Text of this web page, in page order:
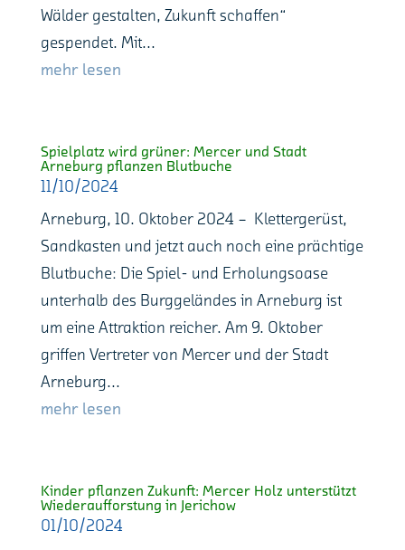
Wälder gestalten, Zukunft schaffen“
gespendet. Mit...
mehr lesen
Spielplatz wird grüner: Mercer und Stadt
Arneburg pflanzen Blutbuche
11/10/2024
Arneburg, 10. Oktober 2024 – Klettergerüst,
Sandkasten und jetzt auch noch eine prächtige
Blutbuche: Die Spiel- und Erholungsoase
unterhalb des Burggeländes in Arneburg ist
um eine Attraktion reicher. Am 9. Oktober
griffen Vertreter von Mercer und der Stadt
Arneburg...
mehr lesen
Kinder pflanzen Zukunft: Mercer Holz unterstützt
Wiederaufforstung in Jerichow
01/10/2024